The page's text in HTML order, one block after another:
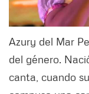
Azury del Mar
del género.
canta, cuando